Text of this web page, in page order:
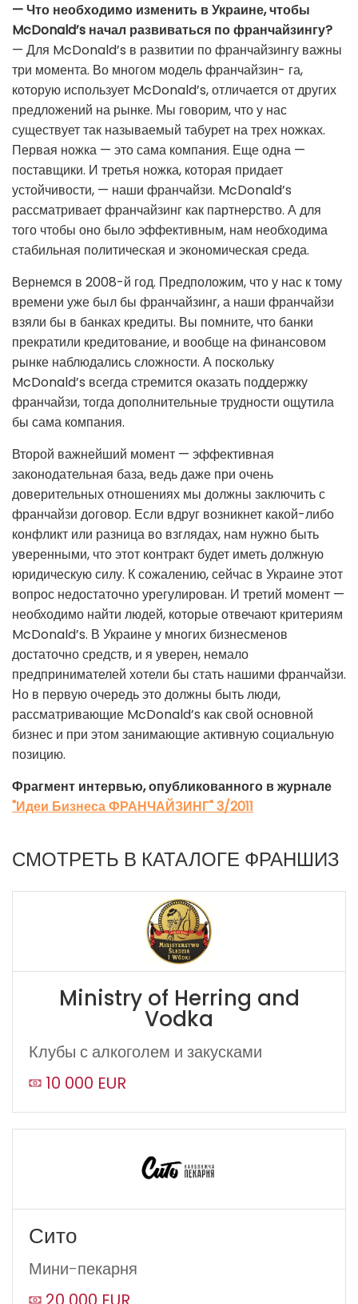
— Что необходимо изменить в Украине, чтобы
McDonald’s начал развиваться по франчайзингу?
— Для McDonald’s в развитии по франчайзингу важны
три момента. Во многом модель франчайзин- га,
которую использует McDonald’s, отличается от других
предложений на рынке. Мы говорим, что у нас
существует так называемый табурет на трех ножках.
Первая ножка — это сама компания. Еще одна —
поставщики. И третья ножка, которая придает
устойчивости, — наши франчайзи. McDonald’s
рассматривает франчайзинг как партнерство. А для
того чтобы оно было эффективным, нам необходима
стабильная политическая и экономическая среда.
Вернемся в 2008-й год. Предположим, что у нас к тому
времени уже был бы франчайзинг, а наши франчайзи
взяли бы в банках кредиты. Вы помните, что банки
прекратили кредитование, и вообще на финансовом
рынке наблюдались сложности. А поскольку
McDonald’s всегда стремится оказать поддержку
франчайзи, тогда дополнительные трудности ощутила
бы сама компания.
Второй важнейший момент — эффективная
законодательная база, ведь даже при очень
доверительных отношениях мы должны заключить с
франчайзи договор. Если вдруг возникнет какой-либо
конфликт или разница во взглядах, нам нужно быть
уверенными, что этот контракт будет иметь должную
юридическую силу. К сожалению, сейчас в Украине этот
вопрос недостаточно урегулирован. И третий момент —
необходимо найти людей, которые отвечают критериям
McDonald’s. В Украине у многих бизнесменов
достаточно средств, и я уверен, немало
предпринимателей хотели бы стать нашими франчайзи.
Но в первую очередь это должны быть люди,
рассматривающие McDonald’s как свой основной
бизнес и при этом занимающие активную социальную
позицию.
Фрагмент интервью, опубликованного в журнале
"Идеи Бизнеса ФРАНЧАЙЗИНГ" 3/2011
СМОТРЕТЬ В КАТАЛОГЕ ФРАНШИЗ
Ministry of Herring and
Vodka
Клубы с алкоголем и закусками
10 000 EUR
Сито
Мини-пекарня